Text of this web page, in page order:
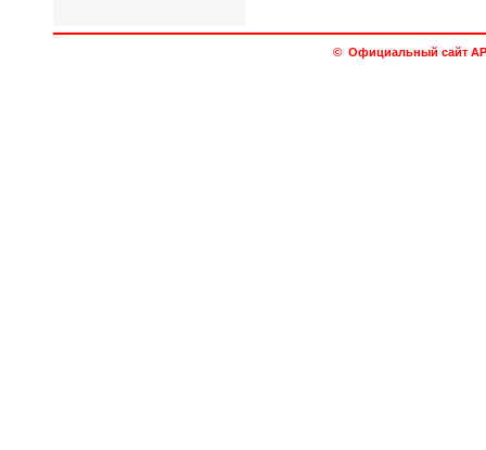
© Официальный сайт